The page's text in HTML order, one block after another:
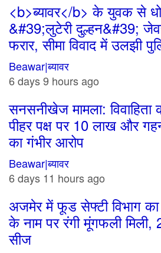
<b>ब्यावर</b> के युवक से
&#39;लुटेरी दुल्हन&#39;
फरार, सीमा विवाद में उलझी
Beawar|ब्यावर
6 days 9 hours ago
सनसनीखेज मामला: विवाहिता
पीहर पक्ष पर 10 लाख और
का गंभीर आरोप
Beawar|ब्यावर
6 days 11 hours ago
अजमेर में फूड सेफ्टी विभाग का
के नाम पर रंगी मूंगफली
सीज